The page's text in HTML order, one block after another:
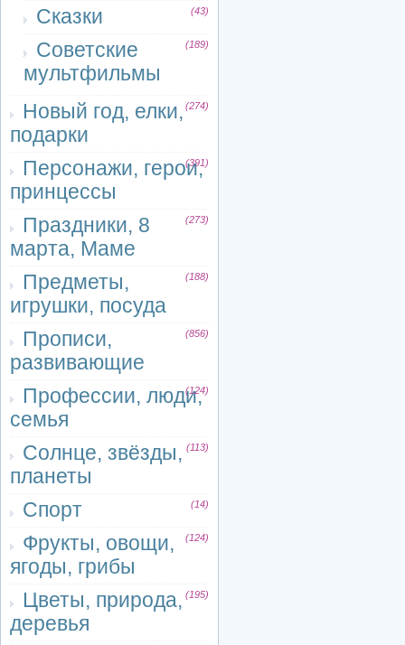
Сказки (43)
Советские
мультфильмы
(189)
Новый год, елки,
подарки
(274)
Персонажи, герои,
принцессы
(391)
Праздники, 8
марта, Маме
(273)
Предметы,
игрушки, посуда
(188)
Прописи,
развивающие
(856)
Профессии, люди,
семья
(124)
Солнце, звёзды,
планеты
(113)
Спорт (14)
Фрукты, овощи,
ягоды, грибы
(124)
Цветы, природа,
деревья
(195)